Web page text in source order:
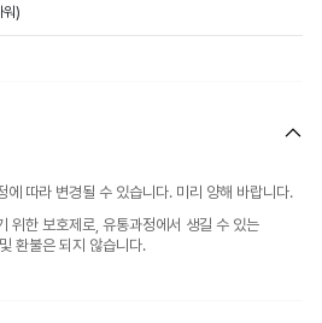
워)
에 따라 변경될 수 있습니다. 미리 양해 바랍니다.
위한 보호제로, 유통과정에서 생길 수 있는
환불은 되지 않습니다.